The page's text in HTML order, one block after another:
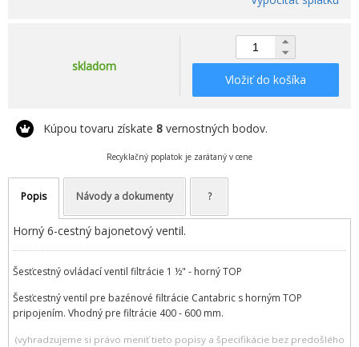
skladom
Vložiť do košíka
Kúpou tovaru získate 8 vernostných bodov.
Recyklačný poplatok je zarátaný v cene
Popis Návody a dokumenty ?
Horný 6-cestný bajonetový ventil.
Šesťcestný ovládací ventil filtrácie 1 ½" - horný TOP
Šesťcestný ventil pre bazénové filtrácie Cantabric s horným TOP
pripojením. Vhodný pre filtrácie 400 - 600 mm.
(vyhradzujeme si právo meniť tieto popisy a špecifikácie bez predošlého